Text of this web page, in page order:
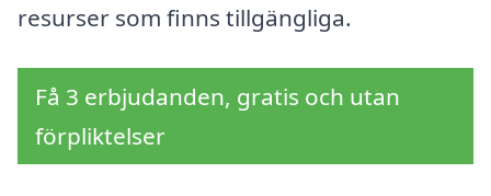
resurser som finns tillgängliga.
Få 3 erbjudanden, gratis och utan
förpliktelser